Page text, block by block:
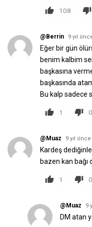
108
@Berrin 9 yıl
Eğer bir gün
benim kalbim
başkasına
başkasında
Bu kalp sadece
1 0
@Muaz 9 yıl önce
Kardeş
bazen kan bağı
1 0
@Muaz 9
DM atan